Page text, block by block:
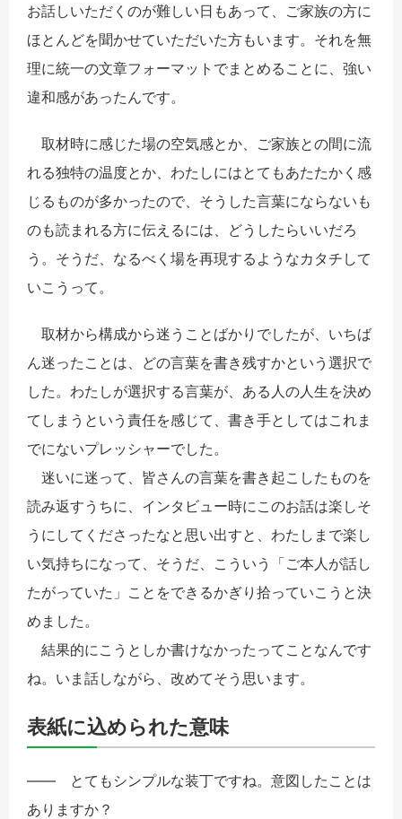
お話しいただくのが難しい日もあって、ご家族の方に
ほとんどを聞かせていただいた方もいます。それを無
理に統一の文章フォーマットでまとめることに、強い
違和感があったんです。
取材時に感じた場の空気感とか、ご家族との間に流
れる独特の温度とか、わたしにはとてもあたたかく感
じるものが多かったので、そうした言葉にならないも
のも読まれる方に伝えるには、どうしたらいいだろ
う。そうだ、なるべく場を再現するようなカタチして
いこうって。
取材から構成から迷うことばかりでしたが、いちば
ん迷ったことは、どの言葉を書き残すかという選択で
した。わたしが選択する言葉が、ある人の人生を決め
てしまうという責任を感じて、書き手としてはこれま
でにないプレッシャーでした。
迷いに迷って、皆さんの言葉を書き起こしたものを
読み返すうちに、インタビュー時にこのお話は楽しそ
うにしてくださったなと思い出すと、わたしまで楽し
い気持ちになって、そうだ、こういう「ご本人が話し
たがっていた」ことをできるかぎり拾っていこうと決
めました。
結果的にこうとしか書けなかったってことなんです
ね。いま話しながら、改めてそう思います。
表紙に込められた意味
―― とてもシンプルな装丁ですね。意図したことは
ありますか？